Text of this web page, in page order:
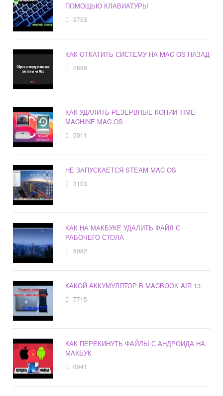
ПОМОЩЬЮ КЛАВИАТУРЫ
2753
КАК ОТКАТИТЬ СИСТЕМУ НА MAC OS НАЗАД
2699
КАК УДАЛИТЬ РЕЗЕРВНЫЕ КОПИИ TIME
MACHINE MAC OS
5011
НЕ ЗАПУСКАЕТСЯ STEAM MAC OS
3103
КАК НА МАКБУКЕ УДАЛИТЬ ФАЙЛ С
РАБОЧЕГО СТОЛА
6082
КАКОЙ АККУМУЛЯТОР В MACBOOK AIR 13
7715
КАК ПЕРЕКИНУТЬ ФАЙЛЫ С АНДРОИДА НА
МАКБУК
6041